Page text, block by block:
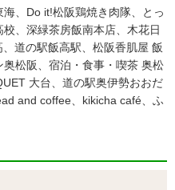
、Do it!松阪鶏焼き肉隊、とっ
、深緑茶房飯南本店、木花日
道の駅飯高駅、松阪香肌屋 飯
松阪、宿泊・食事・喫茶 奥松
大台、道の駅奥伊勢おおだ
and coffee、kikicha café、ふ